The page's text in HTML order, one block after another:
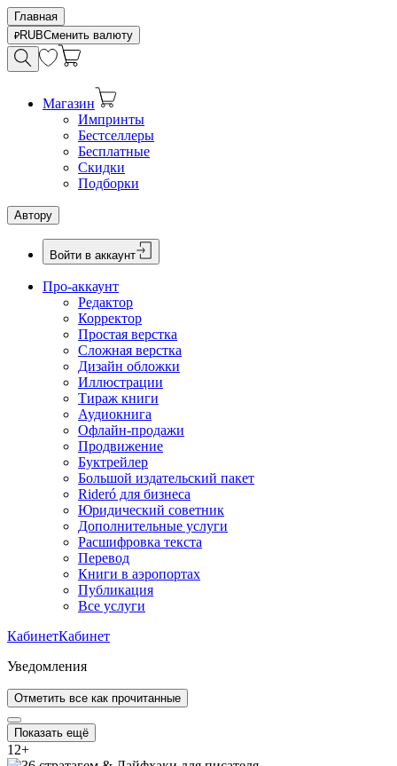
Главная
RUBСменить валюту
Магазин
Импринты
Бестселлеры
Бесплатные
Скидки
Подборки
Автору
Войти в аккаунт
Про-аккаунт
Редактор
Корректор
Простая верстка
Сложная верстка
Дизайн обложки
Иллюстрации
Тираж книги
Аудиокнига
Офлайн-продажи
Продвижение
Буктрейлер
Большой издательский пакет
Rideró для бизнеса
Юридический советник
Дополнительные услуги
Расшифровка текста
Перевод
Книги в аэропортах
Публикация
Все услуги
КабинетКабинет
Уведомления
Отметить все как прочитанные
Показать ещё
12+